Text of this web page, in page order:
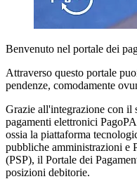
Benvenuto nel portale dei
Attraverso questo portale
pendenze, comodamente
Grazie all'integrazione con il
pagamenti elettronici
ossia la piattaforma
pubbliche amministrazioni e
(PSP), il Portale dei
posizioni debitorie.